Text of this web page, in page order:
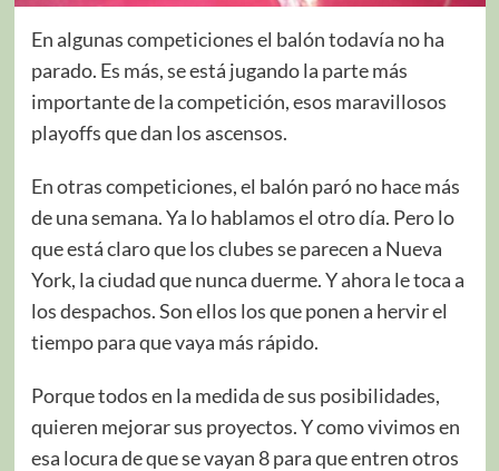
En algunas competiciones el balón todavía no ha
parado. Es más, se está jugando la parte más
importante de la competición, esos maravillosos
playoffs que dan los ascensos.
En otras competiciones, el balón paró no hace más
de una semana. Ya lo hablamos el otro día. Pero lo
que está claro que los clubes se parecen a Nueva
York, la ciudad que nunca duerme. Y ahora le toca a
los despachos. Son ellos los que ponen a hervir el
tiempo para que vaya más rápido.
Porque todos en la medida de sus posibilidades,
quieren mejorar sus proyectos. Y como vivimos en
esa locura de que se vayan 8 para que entren otros